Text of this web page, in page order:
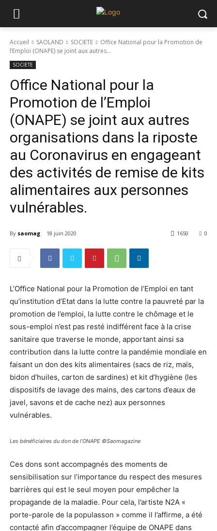
Accueil SAOLAND SOCIETE
Office National pour la Promotion de
l’Emploi (ONAPE) se joint aux autres...
SOCIETE
Office National pour la
Promotion de l’Emploi
(ONAPE) se joint aux autres
organisations dans la riposte
au Coronavirus en engageant
des activités de remise de kits
alimentaires aux personnes
vulnérables.
By saomag 18 juin 2020 0
1650
L’Office National pour la Promotion de l’Emploi en tant
qu’institution d’Etat dans la lutte contre la pauvreté par la
promotion de l’emploi, la lutte contre le chômage et le
sous-emploi n’est pas resté indifférent face à la crise
sanitaire que traverse le monde, apportant ainsi sa
contribution dans la lutte contre la pandémie mondiale en
faisant un don des kits alimentaires (sacs de riz, maïs,
bidon d’huiles, carton de sardines) et kit d’hygiène (les
dispositifs de lavage des mains, des cartons d’eaux de
javel, savons et de cache nez) aux personnes
vulnérables.
Les bénéficiaires du don de l’ONAPE ©Saomagazine
Ces dons sont accompagnés des moments de
sensibilisation sur l’importance du respect des mesures
barrières qui est le seul moyen pour empêcher la
propagande de la maladie. Pour cela, l’artiste N2A «
porte-parole de la populasson » comme il l’affirme, a été
contacté afin d’accompagner l’équipe de ONAPE dans